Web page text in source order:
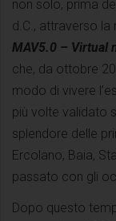
non solo, prima
d.C., attraverso la
MAV5.0 – Virtual
che, da ottobre
modo di vivere
più volte validato
splendore delle
Ercolano, Baia,
passato con gli
Dopo questo